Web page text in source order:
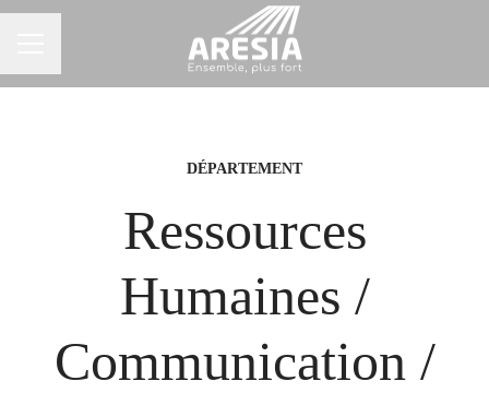
DÉPARTEMENT
Ressources
Humaines /
Communication /